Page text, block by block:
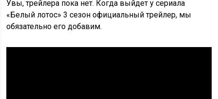
Увы, трейлера пока нет. Когда выйдет у сериала
«Белый лотос» 3 сезон официальный трейлер, мы
обязательно его добавим.